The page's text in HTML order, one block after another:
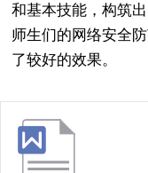
和基本技能，构筑
师生们的网络安全
了较好的效果。